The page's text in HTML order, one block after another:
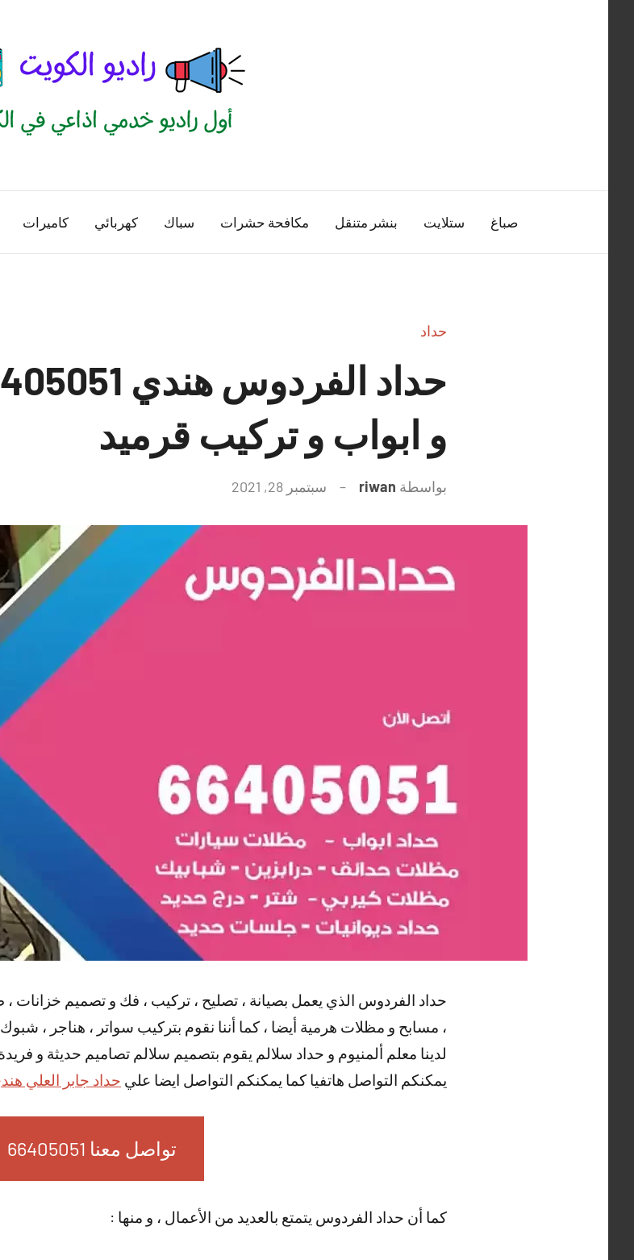
الكويت
منصة
اذاعية
صباغ ستلايت بنشر متنقل مكافحة حشرات سباك كهربائي كاميرات
حداد
و ابواب و تركيب قرميد
بواسطة riwan سبتمبر 28, 2021
تعليقات
حداد الفردوس الذي يعمل بصيانة ، تصليح ، تركيب ، فك و تصميم خزانات
، مسابح و مظلات هرمية أيضا ، كما أننا نقوم بتركيب سواتر ، هناجر ،
لدينا معلم ألمنيوم و حداد سلالم يقوم بتصميم سلالم تصاميم حديثة و
يمكنكم التواصل هاتفيا كما يمكنكم التواصل ايضا علي حداد جابر العلي
تواصل معنا 66405051
كما أن حداد الفردوس يتمتع بالعديد من الأعمال ، و منها :